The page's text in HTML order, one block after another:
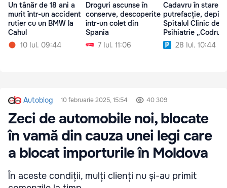
Un tânăr de 18 ani a
murit într-un accident
rutier cu un BMW la
Cahul
10 Iul. 09:44
Droguri ascunse în
conserve, descoperite
într-un colet din
Spania
7 Iul. 11:06
Cadavru în stare
putrefacție,
Spitalul Clinic de
Psihiatrie „Codru”
28 Iul. 10:44
Autoblog 10 februarie 2025, 15:54 40 309
Zeci de automobile noi, blocate
în vamă din cauza unei legi care
a blocat importurile în Moldova
În aceste condiții, mulți clienți nu și-au primit